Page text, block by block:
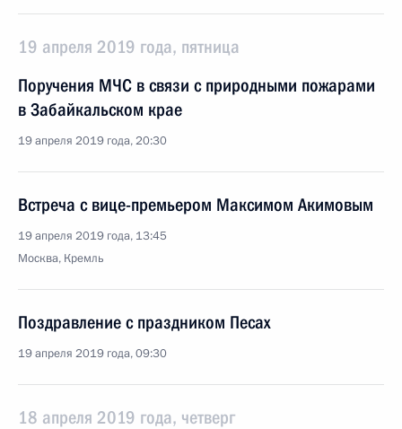
19 апреля 2019 года, пятница
Поручения МЧС в связи с природными пожарами
в Забайкальском крае
19 апреля 2019 года, 20:30
Встреча с вице-премьером Максимом Акимовым
19 апреля 2019 года, 13:45
Москва, Кремль
Поздравление с праздником Песах
19 апреля 2019 года, 09:30
18 апреля 2019 года, четверг